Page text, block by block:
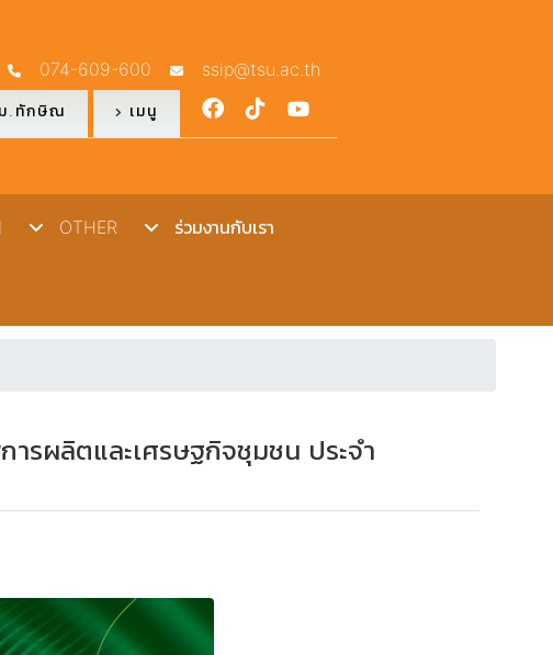
074-609-600 ssip@tsu.ac.th
ม.ทักษิณ เมนู
OTHER ร่วมงานกับเรา
ารผลิตและเศรษฐกิจชุมชน ประจำ